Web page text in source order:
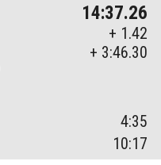
14:37.26
+ 1.42
+ 3:46.30
4:35
10:17